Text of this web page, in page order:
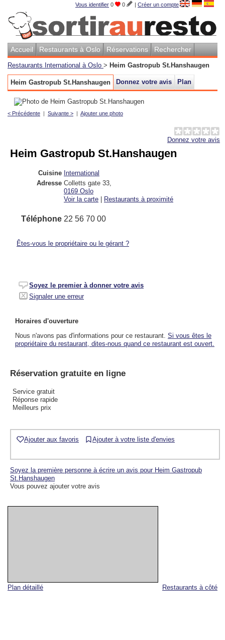
Vous identifier 0 0 | Créer un compte
Accueil Restaurants à Oslo Réservations Rechercher
Restaurants International à Oslo > Heim Gastropub St.Hanshaugen
Heim Gastropub St.Hanshaugen Donnez votre avis Plan
< Précédente | Suivante > | Ajouter une photo
Restaurants à côté
Plan détaillé
Donnez votre avis
Heim Gastropub St.Hanshaugen
Cuisine International
Adresse Colletts gate 33
0169 Oslo
Voir la carte
Restaurants à proximité
Téléphone 22 56 70 00
Êtes-vous le propriétaire ou le gérant ?
Soyez le premier à donner votre avis
Signaler une erreur
Horaires d'ouverture
Nous n'avons pas d'informations pour ce restaurant. Si vous êtes le
propriétaire du restaurant, dites-nous quand ce restaurant est ouvert.
Réservation gratuite en ligne
Service gratuit
Réponse rapide
Meilleurs prix
Ajouter aux favoris Ajouter à votre liste d'envies
Soyez la première personne à écrire un avis pour Heim Gastropub
St.Hanshaugen
Vous pouvez ajouter votre avis